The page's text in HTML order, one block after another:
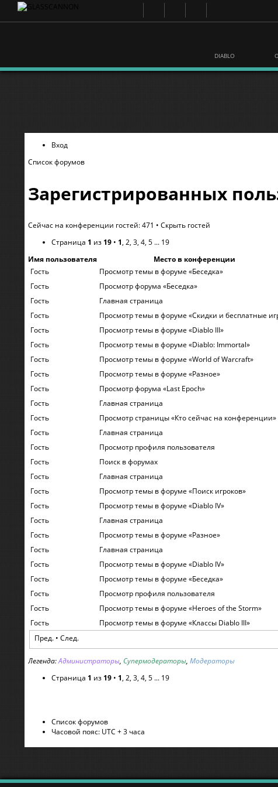
DIABLO
Вход
Список форумов
Зарегистрированных
Сейчас на конференции гостей: 471 • Скрыть гостей
Страница 1 из 19 • 1, 2, 3, 4, 5 ... 19
Имя пользователя
Место в конференции
Гость
Просмотр темы в форуме «Беседка»
Гость
Просмотр форума «Беседка»
Гость
Главная страница
Гость
Просмотр темы в форуме «Скидки и бесплатные
Гость
Просмотр темы в форуме «Diablo III»
Гость
Просмотр темы в форуме «Diablo: Immortal»
Гость
Просмотр темы в форуме «World of Warcraft»
Гость
Просмотр темы в форуме «Разное»
Гость
Просмотр форума «Last Epoch»
Гость
Главная страница
Гость
Просмотр страницы «Кто сейчас на конференции»
Гость
Главная страница
Гость
Просмотр профиля пользователя
Гость
Поиск в форумах
Гость
Главная страница
Гость
Просмотр темы в форуме «Поиск игроков»
Гость
Просмотр темы в форуме «Diablo IV»
Гость
Главная страница
Гость
Просмотр темы в форуме «Разное»
Гость
Главная страница
Гость
Просмотр темы в форуме «Diablo IV»
Гость
Просмотр темы в форуме «Беседка»
Гость
Просмотр профиля пользователя
Гость
Просмотр темы в форуме «Heroes of the Storm»
Гость
Просмотр темы в форуме «Классы Diablo III»
Пред. • След.
Легенда:Администраторы, Супермодераторы, Модераторы
Страница 1 из 19 • 1, 2, 3, 4, 5 ... 19
Список форумов
Часовой пояс: UTC + 3 часа